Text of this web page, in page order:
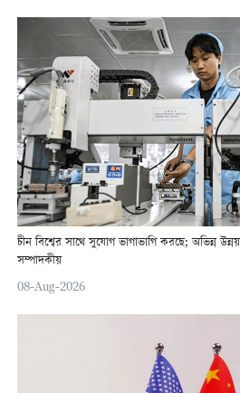
চীন বিশ্বের সাথে সুযোগ ভাগাভাগি করছে; অভিন্ন
সম্পাদকীয়
08-Aug-2026